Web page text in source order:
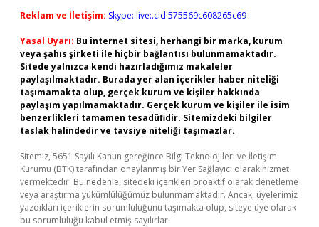
Reklam ve İletişim: Skype: live:.cid.575569c608265c69
Yasal Uyarı: Bu internet sitesi, herhangi bir marka, kurum
veya şahıs şirketi ile hiçbir bağlantısı bulunmamaktadır.
Sitede yalnızca kendi hazırladığımız makaleler
paylaşılmaktadır. Burada yer alan içerikler haber niteliği
taşımamakta olup, gerçek kurum ve kişiler hakkında
paylaşım yapılmamaktadır. Gerçek kurum ve kişiler ile isim
benzerlikleri tamamen tesadüfidir. Sitemizdeki bilgiler
taslak halindedir ve tavsiye niteliği taşımazlar.
Sitemiz, 5651 Sayılı Kanun gereğince Bilgi Teknolojileri ve İletişim
Kurumu (BTK) tarafından onaylanmış bir Yer Sağlayıcı olarak hizmet
vermektedir. Bu nedenle, sitedeki içerikleri proaktif olarak denetleme
veya araştırma yükümlülüğümüz bulunmamaktadır. Ancak, üyelerimiz
yazdıkları içeriklerin sorumluluğunu taşımakta olup, siteye üye olarak
bu sorumluluğu kabul etmiş sayılırlar.